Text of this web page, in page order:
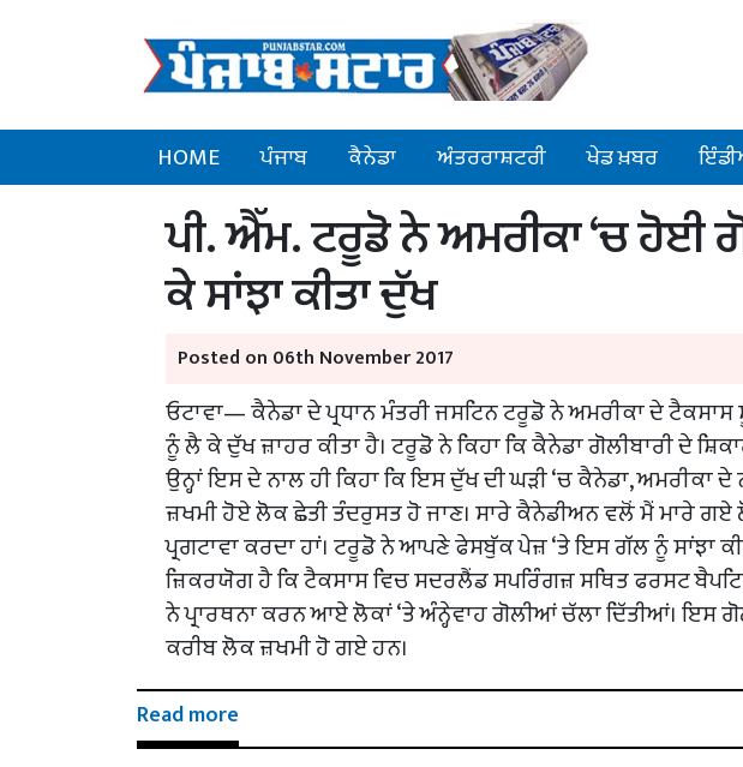
HOME ਪੰਜਾਬ ਕੈਨੇਡਾ ਅੰਤਰਰਾਸ਼ਟਰੀ ਖੇਡ ਖ਼ਬਰ
ਪੀ. ਐੱਮ. ਟਰੂਡੋ ਨੇ ਅਮਰੀਕਾ ‘ਚ ਹੋਈ
ਕੇ ਸਾਂਝਾ ਕੀਤਾ ਦੁੱਖ
Posted on 06th November 2017
ਓਟਾਵਾ— ਕੈਨੇਡਾ ਦੇ ਪ੍ਰਧਾਨ ਮੰਤਰੀ ਜਸਟਿਨ ਟਰੂਡੋ ਨੇ ਅਮਰੀਕਾ ਦੇ
ਨੂੰ ਲੈ ਕੇ ਦੁੱਖ ਜ਼ਾਹਰ ਕੀਤਾ ਹੈ। ਟਰੂਡੋ ਨੇ ਕਿਹਾ ਕਿ ਕੈਨੇਡਾ ਗੋਲੀਬਾਰੀ ਦੇ
ਉਨ੍ਹਾਂ ਇਸ ਦੇ ਨਾਲ ਹੀ ਕਿਹਾ ਕਿ ਇਸ ਦੁੱਖ ਦੀ ਘੜੀ ‘ਚ ਕੈਨੇਡਾ, ਅਮਰੀਕਾ ਦੇ
ਜ਼ਖਮੀ ਹੋਏ ਲੋਕ ਛੇਤੀ ਤੰਦਰੁਸਤ ਹੋ ਜਾਣ। ਸਾਰੇ ਕੈਨੇਡੀਅਨ ਵਲੋਂ ਮੈਂ ਮਾਰੇ ਗਏ
ਪ੍ਰਗਟਾਵਾ ਕਰਦਾ ਹਾਂ। ਟਰੂਡੋ ਨੇ ਆਪਣੇ ਫੇਸਬੁੱਕ ਪੇਜ਼ ‘ਤੇ ਇਸ ਗੱਲ ਨੂੰ ਸਾਂਝਾ
ਜ਼ਿਕਰਯੋਗ ਹੈ ਕਿ ਟੈਕਸਾਸ ਵਿਚ ਸਦਰਲੈਂਡ ਸਪਰਿੰਗਜ਼ ਸਥਿਤ ਫਰਸਟ
ਨੇ ਪ੍ਰਾਰਥਨਾ ਕਰਨ ਆਏ ਲੋਕਾਂ ‘ਤੇ ਅੰਨ੍ਹੇਵਾਹ ਗੋਲੀਆਂ ਚੱਲਾ ਦਿੱਤੀਆਂ। ਇਸ
ਕਰੀਬ ਲੋਕ ਜ਼ਖਮੀ ਹੋ ਗਏ ਹਨ।
Read more